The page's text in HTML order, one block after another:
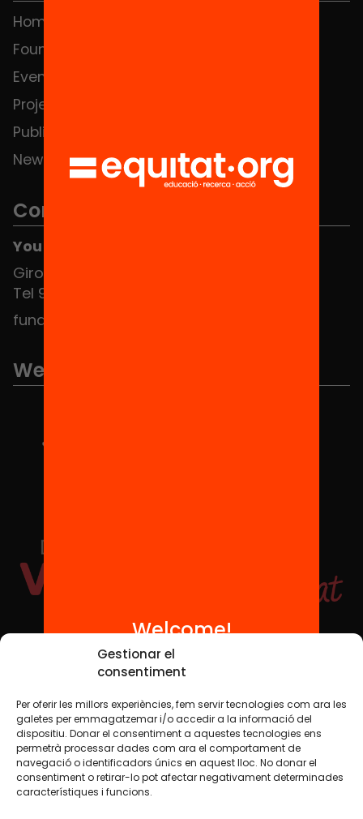
Gestionar el
consentiment
Per oferir les millors experiències, fem servir tecnologies com ara les
galetes per emmagatzemar i/o accedir a la informació del
dispositiu. Donar el consentiment a aquestes tecnologies ens
permetrà processar dades com ara el comportament de
navegació o identificadors únics en aquest lloc. No donar el
consentiment o retirar-lo pot afectar negativament determinades
característiques i funcions.
Home
Foundation
Events
Projects
Publications and videos
News
Contact
You can find us at the Social HUB
Girona 34, interior 08010 Barcelona
Tel 934 588 700
fundacio@equitat.org
We are part of...
Social Media
TW YTB IG FB IN
Legal NoticeCookie Policy
Welcome!